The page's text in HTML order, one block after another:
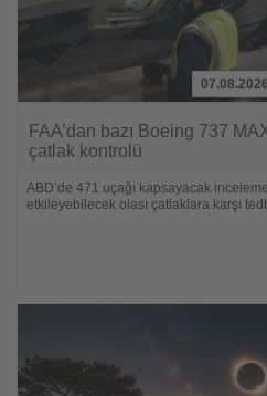
Sie
die
Nachrichten
07.08.2026
FAA’dan bazı Boeing 737
çatlak kontrolü
ABD’de 471 uçağı kapsayacak
etkileyebilecek olası çatlaklara karşı